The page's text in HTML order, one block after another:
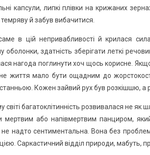
капсули, липкі плівки на крижаних
й забув вибачитися.
в цій непривабливості й крилася
оболонки, здатність зберігати леткі
нагода поглинути хоч щось корисне.
життя мало бути ощадним до
Кожен зайвий рух був розкішшю, а
світі багатоклітинність розвивалася не
мертвим або напівмертвим панциром,
не надто сентиментальна. Вона без
Саркастичний відділ природи, мабуть,